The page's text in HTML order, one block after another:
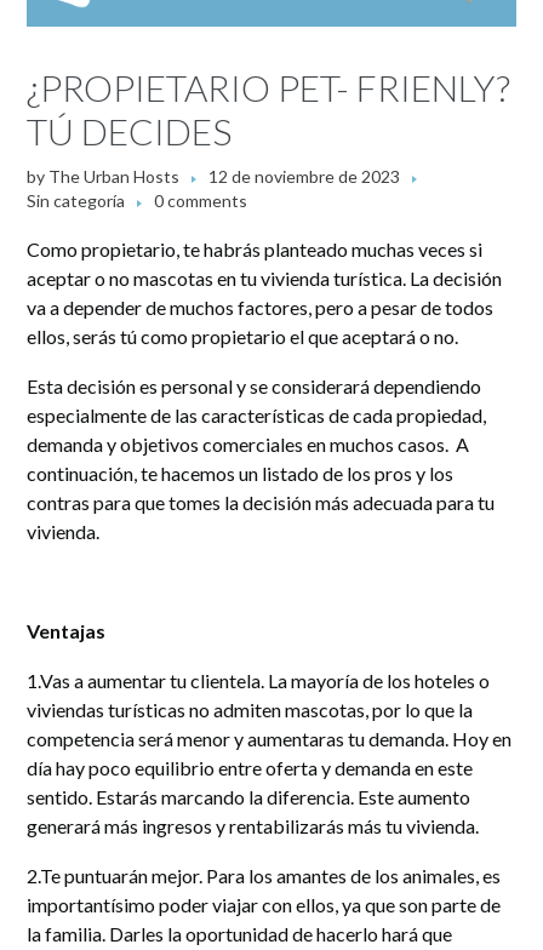
¿PROPIETARIO PET- FRIENLY?
TÚ DECIDES
by The Urban Hosts
12 de noviembre de 2023
Sin categoría
0 comments
Como propietario, te habrás planteado muchas veces si
aceptar o no mascotas en tu vivienda turística. La decisión
va a depender de muchos factores, pero a pesar de todos
ellos, serás tú como propietario el que aceptará o no.
Esta decisión es personal y se considerará dependiendo
especialmente de las características de cada propiedad,
demanda y objetivos comerciales en muchos casos. A
continuación, te hacemos un listado de los pros y los
contras para que tomes la decisión más adecuada para tu
vivienda.
Ventajas
1.Vas a aumentar tu clientela. La mayoría de los hoteles o
viviendas turísticas no admiten mascotas, por lo que la
competencia será menor y aumentaras tu demanda. Hoy en
día hay poco equilibrio entre oferta y demanda en este
sentido. Estarás marcando la diferencia. Este aumento
generará más ingresos y rentabilizarás más tu vivienda.
2.Te puntuarán mejor. Para los amantes de los animales, es
importantísimo poder viajar con ellos, ya que son parte de
la familia. Darles la oportunidad de hacerlo hará que